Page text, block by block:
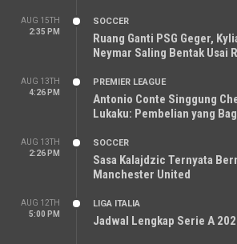
AUG 15TH
2:35 PM
SOCCER
Ruang Ganti PSG Geger,
Neymar Saling Bentak Usai
AUG 13TH
4:26 PM
PREMIER LEAGUE
Antonio Conte Singgung
Lukaku: Pembelian yang
AUG 13TH
2:26 PM
SOCCER
Sasa Kalajdzic Ternyata
Manchester United
AUG 12TH
5:00 PM
LIGA ITALIA
Jadwal Lengkap Serie A